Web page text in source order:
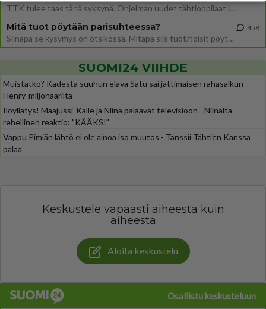
TTK tulee taas tänä syksynä. Ohjelman uudet tähtioppilaat julkistetaan torstaina 6. elokuuta klo 14 alkavassa lehdistö
Mitä tuot pöytään parisuhteessa?
Siinäpä se kysymys on otsikossa. Mitäpä siis tuot/toisit pöytään parisuhteessa? Oletko mies vai nainen? Koetko sen mitä
458
SUOMI24 VIIHDE
Muistatko? Kädestä suuhun elävä Satu sai jättimäisen rahasalkun
Henry-miljonääriltä
Iloyllätys! Maajussi-Kalle ja Niina palaavat televisioon - Niinalta
rehellinen reaktio: "KÄÄKS!"
Vappu Pimiän lähtö ei ole ainoa iso muutos - Tanssii Tähtien Kanssa
palaa
Keskustele vapaasti aiheesta kuin
aiheesta
Aloita keskustelu
Osallistu keskusteluun